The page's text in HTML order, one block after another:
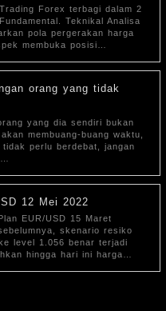
Forex terbagi dalam 2
Teknikal Analisa
pola pergerakan harga
membuka posisi…
orang yang tidak
yang dia sendiri bukan
membuang-buang waktu,
perlu berdebat, jangan
12 Mei 2022
EUR/USD 15 Maret
skenario resiko
level 1.056 benar terjadi
hingga hari ini harga…